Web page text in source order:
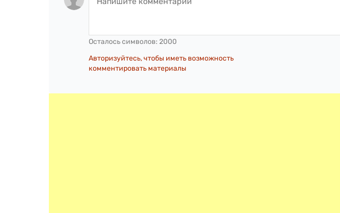
Осталось символов: 2000
Авторизуйтесь, чтобы иметь возможность
комментировать материалы